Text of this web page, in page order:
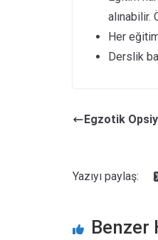
alınabilir.
Her
Derslik
Egzotik
Yazıyı paylaş:
Benzer